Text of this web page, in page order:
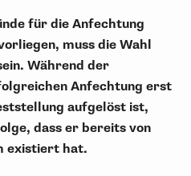
für die Anfechtung
muss die Wahl
Während der
Anfechtung erst
aufgelöst ist,
dass er bereits von
existiert hat.